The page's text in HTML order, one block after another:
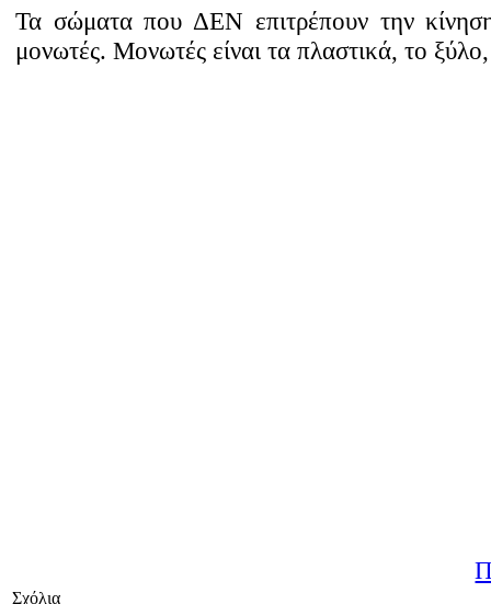
Τα σώματα που ΔΕΝ επιτρέπουν την
μονωτές. Μονωτές είναι τα πλαστικά, το
Σχόλια